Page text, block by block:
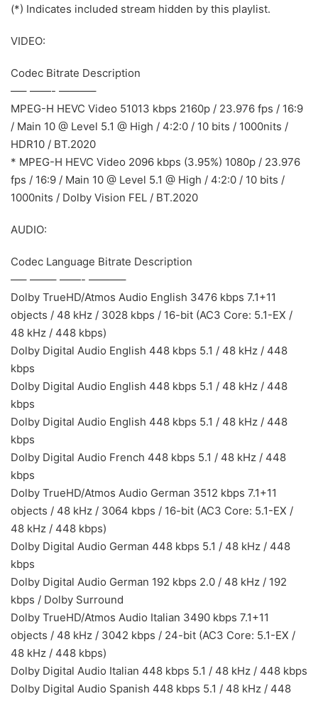
(*) Indicates included stream hidden by this playlist.
VIDEO:
Codec Bitrate Description
—– ——- ———–
MPEG-H HEVC Video 51013 kbps 2160p / 23.976 fps / 16:9
/ Main 10 @ Level 5.1 @ High / 4:2:0 / 10 bits / 1000nits /
HDR10 / BT.2020
* MPEG-H HEVC Video 2096 kbps (3.95%) 1080p / 23.976
fps / 16:9 / Main 10 @ Level 5.1 @ High / 4:2:0 / 10 bits /
1000nits / Dolby Vision FEL / BT.2020
AUDIO:
Codec Language Bitrate Description
—– ——– ——- ———–
Dolby TrueHD/Atmos Audio English 3476 kbps 7.1+11
objects / 48 kHz / 3028 kbps / 16-bit (AC3 Core: 5.1-EX /
48 kHz / 448 kbps)
Dolby Digital Audio English 448 kbps 5.1 / 48 kHz / 448
kbps
Dolby Digital Audio English 448 kbps 5.1 / 48 kHz / 448
kbps
Dolby Digital Audio English 448 kbps 5.1 / 48 kHz / 448
kbps
Dolby Digital Audio French 448 kbps 5.1 / 48 kHz / 448
kbps
Dolby TrueHD/Atmos Audio German 3512 kbps 7.1+11
objects / 48 kHz / 3064 kbps / 16-bit (AC3 Core: 5.1-EX /
48 kHz / 448 kbps)
Dolby Digital Audio German 448 kbps 5.1 / 48 kHz / 448
kbps
Dolby Digital Audio German 192 kbps 2.0 / 48 kHz / 192
kbps / Dolby Surround
Dolby TrueHD/Atmos Audio Italian 3490 kbps 7.1+11
objects / 48 kHz / 3042 kbps / 24-bit (AC3 Core: 5.1-EX /
48 kHz / 448 kbps)
Dolby Digital Audio Italian 448 kbps 5.1 / 48 kHz / 448 kbps
Dolby Digital Audio Spanish 448 kbps 5.1 / 48 kHz / 448